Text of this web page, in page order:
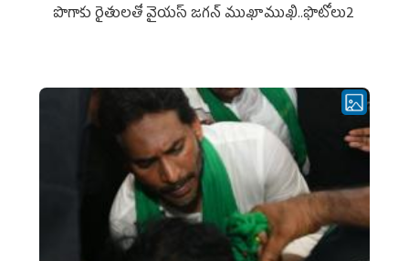
పొగాకు రైతుల‌తో వైయ‌స్ జ‌గ‌న్ ముఖాముఖి..ఫొటోలు2